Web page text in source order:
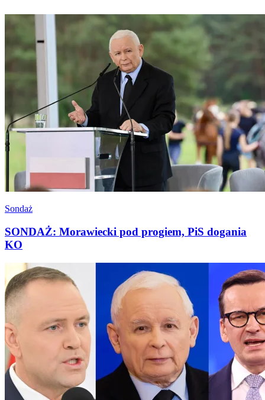
Sondaż
SONDAŻ: Morawiecki pod progiem, PiS dogania
KO